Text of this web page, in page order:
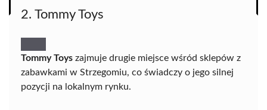
2. Tommy Toys
Tommy Toys zajmuje drugie miejsce wśród sklepów z
zabawkami w Strzegomiu, co świadczy o jego silnej
pozycji na lokalnym rynku.